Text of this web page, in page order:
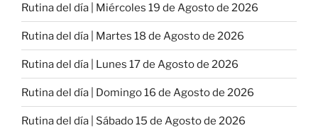
Rutina del día | Miércoles 19 de Agosto de 2026
Rutina del día | Martes 18 de Agosto de 2026
Rutina del día | Lunes 17 de Agosto de 2026
Rutina del día | Domingo 16 de Agosto de 2026
Rutina del día | Sábado 15 de Agosto de 2026